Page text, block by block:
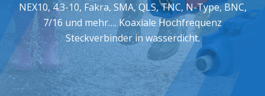
NEX10, 4.3-10, Fakra, SMA, QLS, TNC, N-Type, BNC,
7/16 und mehr…. Koaxiale Hochfrequenz
Steckverbinder in wasserdicht.